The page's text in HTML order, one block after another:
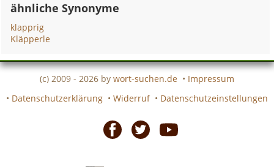
ähnliche Synonyme
klapprig
Kläpperle
(c) 2009 - 2026 by wort-suchen.de • Impressum
• Datenschutzerklärung • Widerruf • Datenschutzeinstellungen